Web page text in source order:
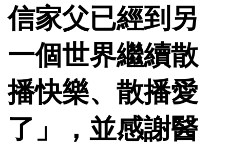
信家父已經到另
一個世界繼續散
播快樂、散播愛
了」，並感謝醫